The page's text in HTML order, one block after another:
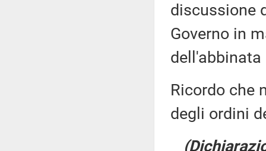
discussione
Governo in
Ricordo che
degli ordini